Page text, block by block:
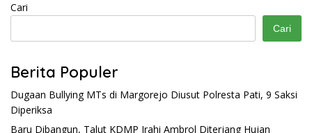
Cari
Cari
Berita Populer
Dugaan Bullying MTs di Margorejo Diusut Polresta Pati, 9 Saksi
Diperiksa
Baru Dibangun, Talut KDMP Jrahi Ambrol Diterjang Hujan